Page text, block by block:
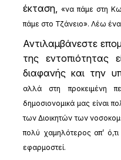
έκταση,
«να πάμε στη
πάμε στο Τζάνειο». Λέω
Αντιλαμβάνεστε
της εντοπιότητας
διαφανής και την
αλλά στη προκειμένη
δημοσιονομικά μας είναι
των Διοικητών των
πολύ χαμηλότερος απ’
εφαρμοστεί.